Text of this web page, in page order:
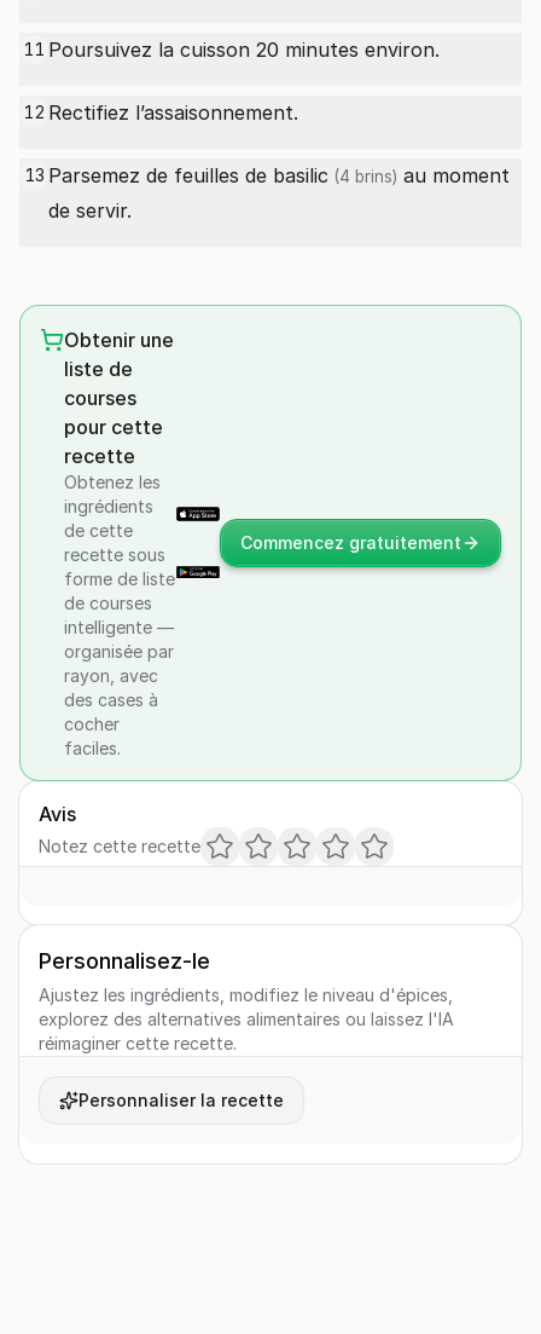
11 Poursuivez la cuisson 20 minutes environ.
12 Rectifiez l’assaisonnement.
13 Parsemez de feuilles de basilic (4 brins) au moment
de servir.
Obtenir une
liste de
courses
pour cette
recette
Obtenez les
ingrédients
de cette
recette sous
forme de liste
de courses
intelligente —
organisée par
rayon, avec
des cases à
cocher
faciles.
Commencez gratuitement
Avis
Notez cette recette
Personnalisez-le
Ajustez les ingrédients, modifiez le niveau d'épices,
explorez des alternatives alimentaires ou laissez l'IA
réimaginer cette recette.
Personnaliser la recette